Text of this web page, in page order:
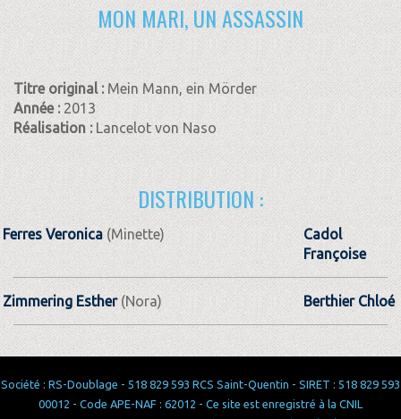
MON MARI, UN ASSASSIN
Titre original : Mein Mann, ein Mörder
Année : 2013
Réalisation :Lancelot von Naso
DISTRIBUTION :
Ferres Veronica(Minette)
Cadol
Françoise
Zimmering Esther(Nora) Berthier Chloé
Société : RS-Doublage - 518 829 593 RCS Saint-Quentin - SIRET : 518 829 593
00012 - Code APE-NAF : 62012 - Ce site est enregistré à la CNIL